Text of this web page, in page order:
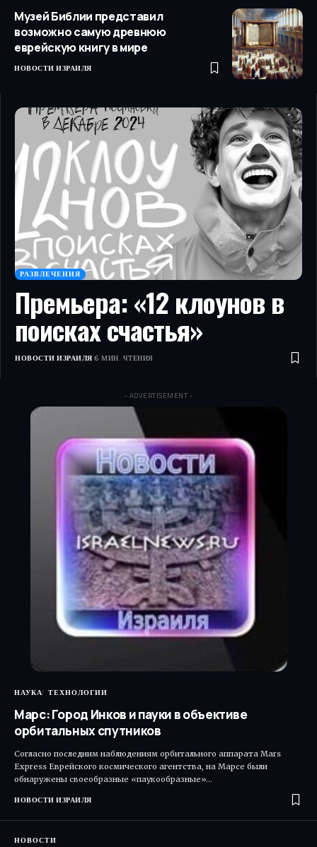
Музей Библии представил
возможно самую древнюю
еврейскую книгу в мире
НОВОСТИ ИЗРАИЛЯ
РАЗВЛЕЧЕНИЯ
Премьера: «12 клоунов в
поисках счастья»
НОВОСТИ ИЗРАИЛЯ 6 МИН. ЧТЕНИЯ
- ADVERTISEMENT -
НАУКА ТЕХНОЛОГИИ
Марс: Город Инков и пауки в объективе
орбитальных спутников
Согласно последним наблюдениям орбитального аппарата Mars
Express Еврейского космического агентства, на Марсе были
обнаружены своеобразные «паукообразные»…
НОВОСТИ ИЗРАИЛЯ
НОВОСТИ